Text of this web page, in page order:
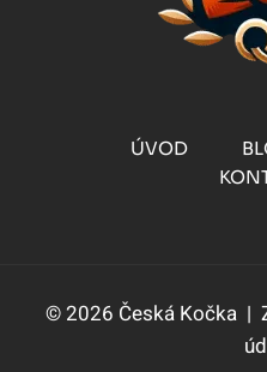
ÚVOD
© 2026 Česká Kočka |